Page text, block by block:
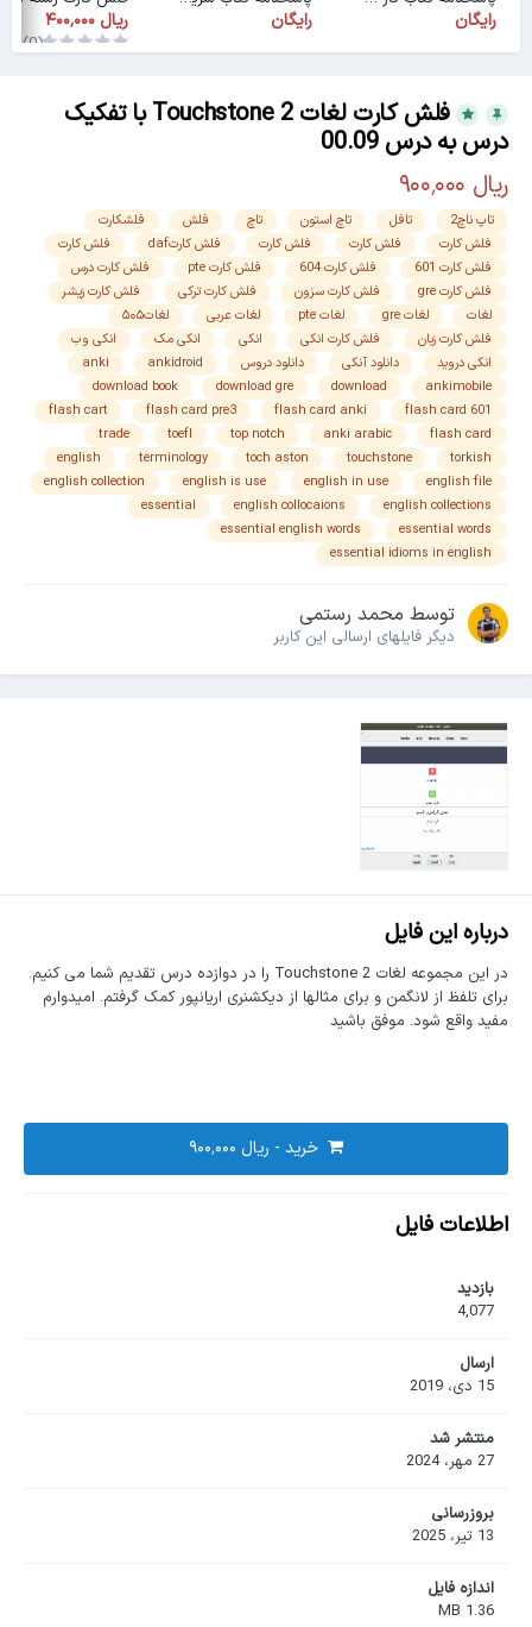
رایگان رایگان
(0)
فلش کارت لغات Touchstone 2 با تفکیک
درس به درس 00.09
تاپ ناچ2 تافل تاچ استون تاچ فلش
فلشکارت
فلش کارت
فلش کارت فلش کارت فلش کارتdaf
فلش کارت
فلش کارت 601
فلش کارت 604 فلش کارت pte
فلش کارت درس
فلش کارت gre
فلش کارت سزون فلش کارت ترکی
فلش کارت زیشر
لغات
لغات gre لغات pte لغات عربی
لغات۵۰۵
فلش کارت زبان
فلش کارت انکی انکی انکی مک
انکی وب
انکی دروید
دانلود آنکی دانلود دروس ankidroid
anki
ankimobile
download
download gre
download book
flash card 601
flash card anki
flash card pre3
flash cart
flash card
anki arabic
top notch
toefl
trade
torkish
touchstone
toch aston
terminology
english
english file
english in use
english is use
english collection
english collections
english collocaions
essential
essential words
essential english words
essential idioms in english
توسط محمد رستمی
دیگر فایل‎های ارسالی این کاربر
درباره این فایل
در این مجموعه لغات Touchstone 2 را در دوازده درس تقدیم شما می کنیم.
برای تلفظ از لانگمن و برای مثالها از دیکشنری اریانپور کمک گرفتم. امیدوارم
مفید واقع شود. موفق باشید
خرید -
اطلاعات فایل
بازدید
4,077
ارسال
15 دی، 2019
منتشر شد
27 مهر، 2024
بروزرسانی
13 تیر، 2025
اندازه فایل
1.36 MB